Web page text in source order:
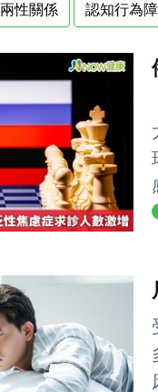
兩性關係 認知行為